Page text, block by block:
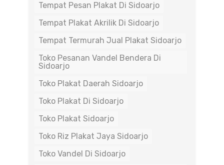
Tempat Pesan Plakat Di Sidoarjo
Tempat Plakat Akrilik Di Sidoarjo
Tempat Termurah Jual Plakat Sidoarjo
Toko Pesanan Vandel Bendera Di
Sidoarjo
Toko Plakat Daerah Sidoarjo
Toko Plakat Di Sidoarjo
Toko Plakat Sidoarjo
Toko Riz Plakat Jaya Sidoarjo
Toko Vandel Di Sidoarjo